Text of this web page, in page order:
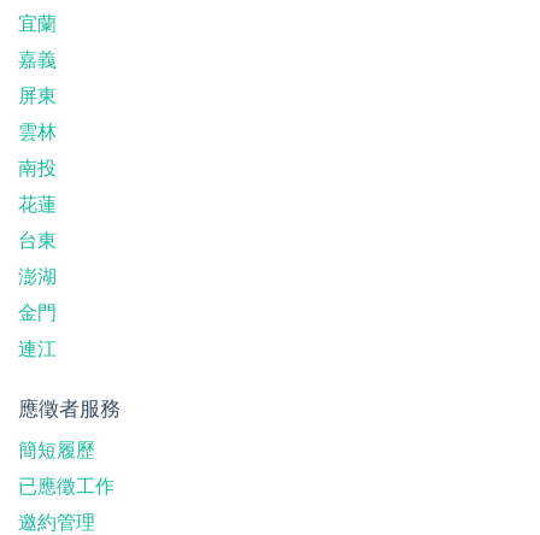
宜蘭
嘉義
屏東
雲林
南投
花蓮
台東
澎湖
金門
連江
應徵者服務
簡短履歷
已應徵工作
邀約管理